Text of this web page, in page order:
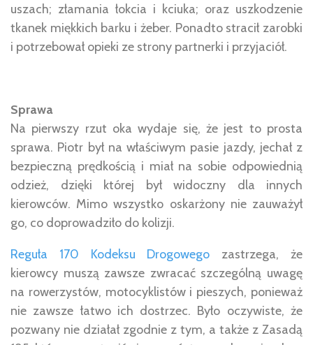
uszach; złamania łokcia i kciuka; oraz uszkodzenie
tkanek miękkich barku i żeber. Ponadto stracił zarobki
i potrzebował opieki ze strony partnerki i przyjaciół.
Sprawa
Na pierwszy rzut oka wydaje się, że jest to prosta
sprawa. Piotr był na właściwym pasie jazdy, jechał z
bezpieczną prędkością i miał na sobie odpowiednią
odzież, dzięki której był widoczny dla innych
kierowców. Mimo wszystko oskarżony nie zauważył
go, co doprowadziło do kolizji.
Reguła 170 Kodeksu Drogowego zastrzega, że
kierowcy muszą zawsze zwracać szczególną uwagę
na rowerzystów, motocyklistów i pieszych, ponieważ
nie zawsze łatwo ich dostrzec. Było oczywiste, że
pozwany nie działał zgodnie z tym, a także z Zasadą